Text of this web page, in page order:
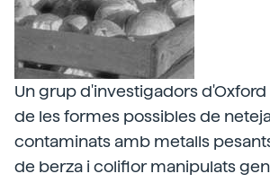
Un grup d'investigadors
de les formes possibles de
contaminats amb metalls
de berza i coliflor manipulats